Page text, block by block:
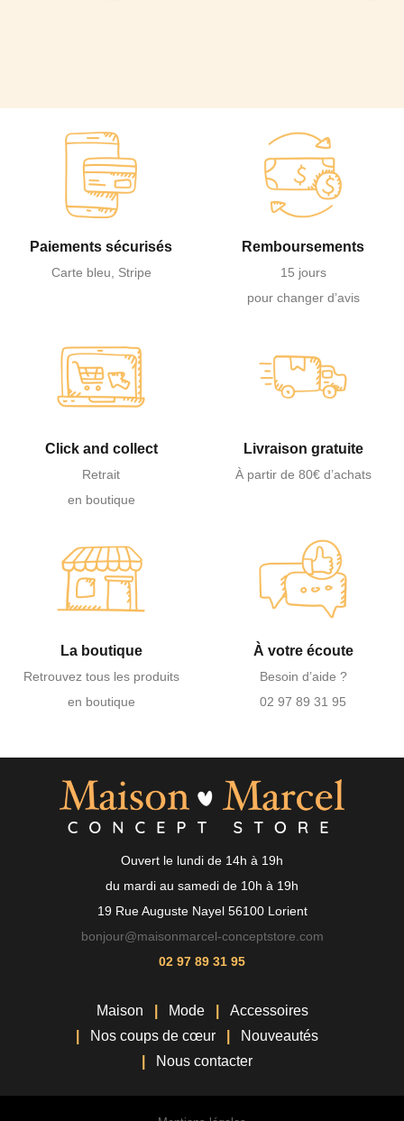
Paiements sécurisés
Carte bleu, Stripe
Remboursements
15 jours
pour changer d’avis
Click and collect
Retrait
en boutique
Livraison gratuite
À partir de 80€ d’achats
La boutique
Retrouvez tous les produits
en boutique
À votre écoute
Besoin d’aide ?
02 97 89 31 95
Ouvert le lundi de 14h à 19h
du mardi au samedi de 10h à 19h
19 Rue Auguste Nayel 56100 Lorient
bonjour@maisonmarcel-conceptstore.com
02 97 89 31 95
Maison Mode
Accessoires
Nos coups de cœur
Nouveautés
Nous contacter